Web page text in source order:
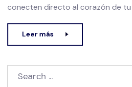
conecten directo al corazón de tu
Leer más